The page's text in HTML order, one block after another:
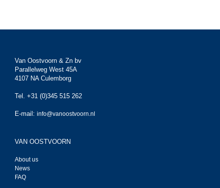
Van Oostvoorn & Zn bv
Parallelweg West 45A
4107 NA Culemborg
Tel. +31 (0)345 515 262
E-mail: info@vanoostvoorn.nl
VAN OOSTVOORN
About us
News
FAQ